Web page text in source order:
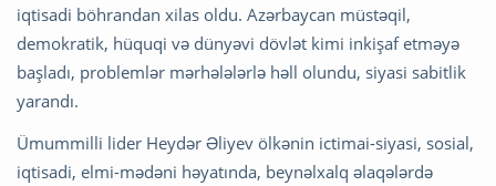
iqtisadi böhrandan xilas oldu. Azərbaycan müstəqil,
demokratik, hüquqi və dünyəvi dövlət kimi inkişaf etməyə
başladı, problemlər mərhələlərlə həll olundu, siyasi sabitlik
yarandı.
Ümummilli lider Heydər Əliyev ölkənin ictimai-siyasi, sosial,
iqtisadi, elmi-mədəni həyatında, beynəlxalq əlaqələrdə